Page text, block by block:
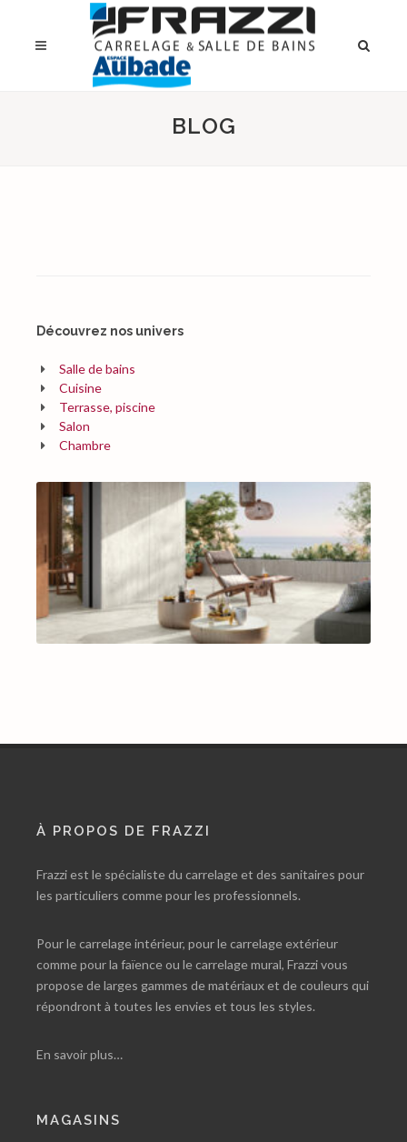
BLOG
Découvrez nos univers
Salle de bains
Cuisine
Terrasse, piscine
Salon
Chambre
À PROPOS DE FRAZZI
Frazzi est le spécialiste du carrelage et des sanitaires pour
les particuliers comme pour les professionnels.
Pour le carrelage intérieur, pour le carrelage extérieur
comme pour la faïence ou le carrelage mural, Frazzi vous
propose de larges gammes de matériaux et de couleurs qui
répondront à toutes les envies et tous les styles.
En savoir plus…
MAGASINS